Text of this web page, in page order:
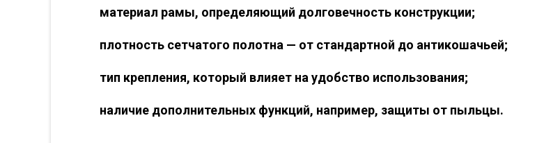
материал рамы, определяющий долговечность конструкции;
плотность сетчатого полотна — от стандартной до антикошачьей;
тип крепления, который влияет на удобство использования;
наличие дополнительных функций, например, защиты от пыльцы.